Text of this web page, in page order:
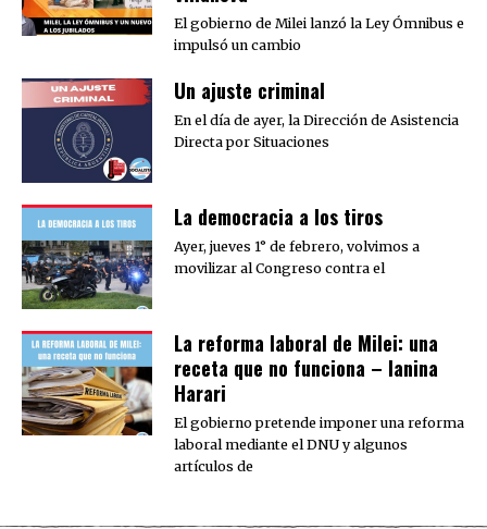
El gobierno de Milei lanzó la Ley Ómnibus e
impulsó un cambio
Un ajuste criminal
En el día de ayer, la Dirección de Asistencia
Directa por Situaciones
La democracia a los tiros
Ayer, jueves 1° de febrero, volvimos a
movilizar al Congreso contra el
La reforma laboral de Milei: una
receta que no funciona – Ianina
Harari
El gobierno pretende imponer una reforma
laboral mediante el DNU y algunos
artículos de